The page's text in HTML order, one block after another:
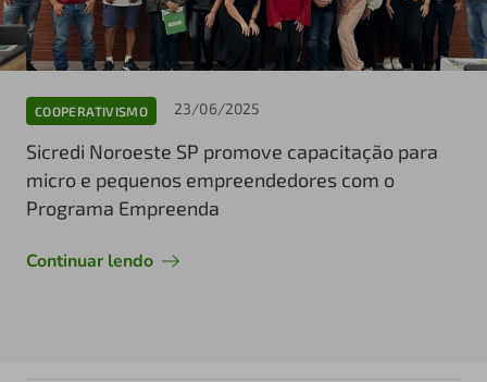
COOPERATIVISMO 23/06/2025
Sicredi Noroeste SP promove capacitação para
micro e pequenos empreendedores com o
Programa Empreenda
Continuar lendo